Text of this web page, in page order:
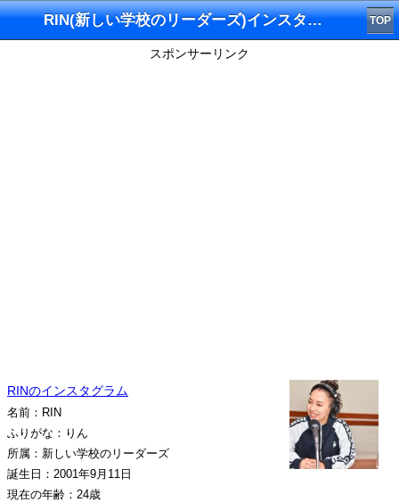
RIN(新しい学校のリーダーズ)インスタグラム TOP
スポンサーリンク
RINのインスタグラム
名前：RIN
ふりがな：りん
所属：新しい学校のリーダーズ
誕生日：2001年9月11日
現在の年齢：24歳